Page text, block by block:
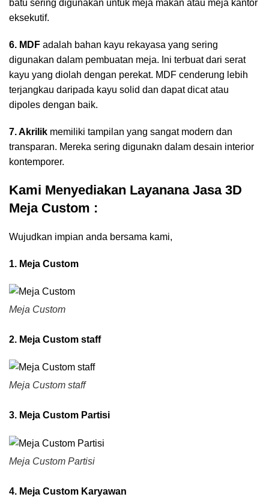
batu sering digunakan untuk meja makan atau meja kantor
eksekutif.
6. MDF adalah bahan kayu rekayasa yang sering
digunakan dalam pembuatan meja. Ini terbuat dari serat
kayu yang diolah dengan perekat. MDF cenderung lebih
terjangkau daripada kayu solid dan dapat dicat atau
dipoles dengan baik.
7. Akrilik memiliki tampilan yang sangat modern dan
transparan. Mereka sering digunakn dalam desain interior
kontemporer.
Kami Menyediakan Layanana Jasa 3D
Meja Custom :
Wujudkan impian anda bersama kami,
1. Meja Custom
Meja Custom
2. Meja Custom staff
Meja Custom staff
3. Meja Custom Partisi
Meja Custom Partisi
4. Meja Custom Karyawan